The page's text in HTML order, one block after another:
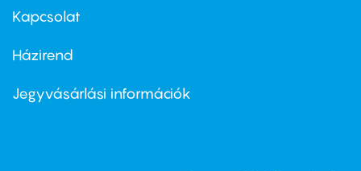
firstKapcsolat
Footer
second
Házirend
Jegyvásárlási információk